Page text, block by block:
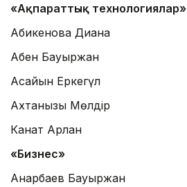
«Ақпараттық технологиялар»
Абикенова Диана
Абен Бауыржан
Асайын Еркегүл
Ахтанқызы Мөлдір
Канат Арлан
«Бизнес»
Анарбаев Бауыржан